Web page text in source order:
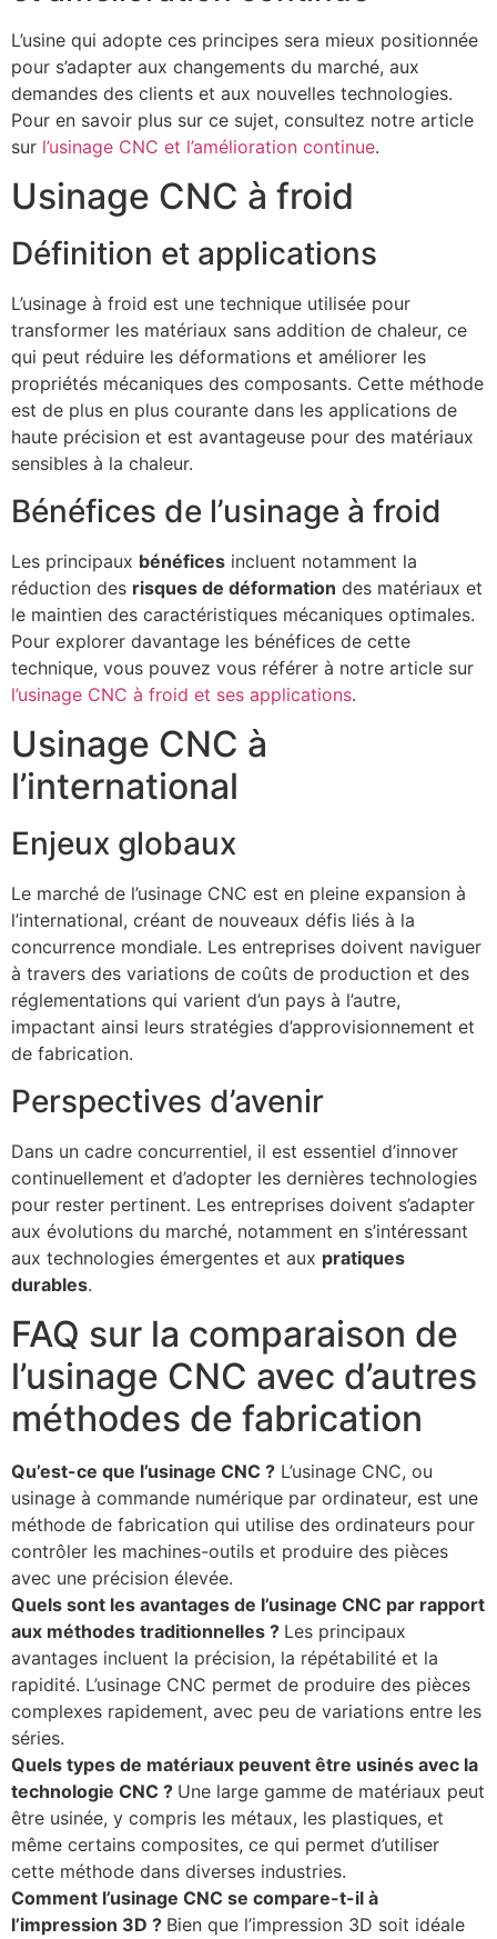
L’usine qui adopte ces principes sera mieux positionnée
pour s’adapter aux changements du marché, aux
demandes des clients et aux nouvelles technologies.
Pour en savoir plus sur ce sujet, consultez notre article
sur l’usinage CNC et l’amélioration continue.
Usinage CNC à froid
Définition et applications
L’usinage à froid est une technique utilisée pour
transformer les matériaux sans addition de chaleur, ce
qui peut réduire les déformations et améliorer les
propriétés mécaniques des composants. Cette méthode
est de plus en plus courante dans les applications de
haute précision et est avantageuse pour des matériaux
sensibles à la chaleur.
Bénéfices de l’usinage à froid
Les principaux bénéfices incluent notamment la
réduction des risques de déformation des matériaux et
le maintien des caractéristiques mécaniques optimales.
Pour explorer davantage les bénéfices de cette
technique, vous pouvez vous référer à notre article sur
l’usinage CNC à froid et ses applications.
Usinage CNC à
l’international
Enjeux globaux
Le marché de l’usinage CNC est en pleine expansion à
l’international, créant de nouveaux défis liés à la
concurrence mondiale. Les entreprises doivent naviguer
à travers des variations de coûts de production et des
réglementations qui varient d’un pays à l’autre,
impactant ainsi leurs stratégies d’approvisionnement et
de fabrication.
Perspectives d’avenir
Dans un cadre concurrentiel, il est essentiel d’innover
continuellement et d’adopter les dernières technologies
pour rester pertinent. Les entreprises doivent s’adapter
aux évolutions du marché, notamment en s’intéressant
aux technologies émergentes et aux pratiques
durables.
FAQ sur la comparaison de
l’usinage CNC avec d’autres
méthodes de fabrication
Qu’est-ce que l’usinage CNC ? L’usinage CNC, ou
usinage à commande numérique par ordinateur, est une
méthode de fabrication qui utilise des ordinateurs pour
contrôler les machines-outils et produire des pièces
avec une précision élevée.
Quels sont les avantages de l’usinage CNC par rapport
aux méthodes traditionnelles ? Les principaux
avantages incluent la précision, la répétabilité et la
rapidité. L’usinage CNC permet de produire des pièces
complexes rapidement, avec peu de variations entre les
séries.
Quels types de matériaux peuvent être usinés avec la
technologie CNC ? Une large gamme de matériaux peut
être usinée, y compris les métaux, les plastiques, et
même certains composites, ce qui permet d’utiliser
cette méthode dans diverses industries.
Comment l’usinage CNC se compare-t-il à
l’impression 3D ? Bien que l’impression 3D soit idéale